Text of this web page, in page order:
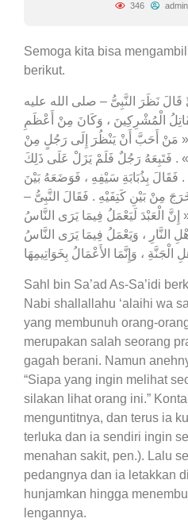
346 admin
Semoga kita bisa
berikut.
نَظَرَ النَّبِىُّ – صلى الله عليه
الْمُشْرِكِينَ ، وَكَانَ مِنْ أَعْظَمِ
« مَنْ أَحَبَّ أَنْ يَنْظُرَ إِلَى رَجُلٍ مِنْ
» . فَتَبِعَهُ رَجُلٌ فَلَمْ يَزَلْ عَلَى ذَلِكَ
بِذُبَابَةِ سَيْفِهِ ، فَوَضَعَهُ بَيْنَ
مِنْ بَيْنِ كَتِفَيْهِ . فَقَالَ النَّبِىُّ –
الْعَبْدَ لَيَعْمَلُ فِيمَا يَرَى النَّاسُ
النَّارِ ، وَيَعْمَلُ فِيمَا يَرَى النَّاسُ
Sahl bin Sa’ad As-Sa’idi
Nabi shallallahu ‘alaihi wa
yang membunuh orang-
merupakan salah seorang
gagah berani. Namun
“Siapa yang ingin melihat
silakan lihat orang ini.”
menguntitnya, dan terus ia
terluka dan ia sendiri ingin
menahan sakit, pen.). Lalu
pedangnya dan ia letakkan
hunjamkan hingga
lengannya.